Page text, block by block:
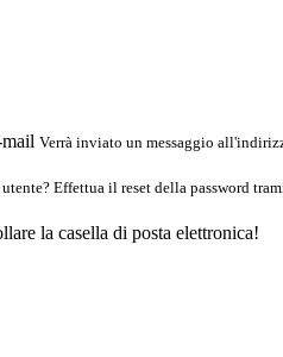
Verrà inviato un messaggio
Effettua il reset della password
la casella di posta elettronica!